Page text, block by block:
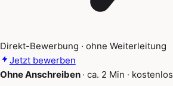
Direkt-Bewerbung · ohne Weiterleitung
Jetzt bewerben
Ohne Anschreiben · ca. 2 Min · kostenlos